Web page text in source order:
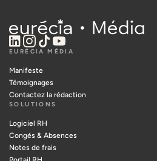
EURÉCIA MÉDIA
Manifeste
Témoignages
Contactez la rédaction
SOLUTIONS
Logiciel RH
Congés & Absences
Notes de frais